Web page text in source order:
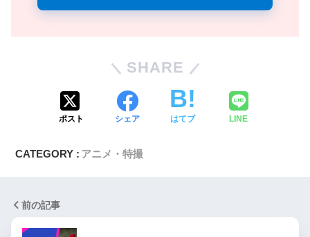
SHARE
ポスト シェア はてブ LINE
CATEGORY : アニメ・特撮
前の記事